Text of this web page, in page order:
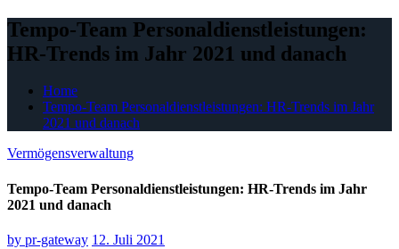
Tempo-Team Personaldienstleistungen:
HR-Trends im Jahr 2021 und danach
Home
Tempo-Team Personaldienstleistungen: HR-Trends im Jahr
2021 und danach
Vermögensverwaltung
Tempo-Team Personaldienstleistungen: HR-Trends im Jahr
2021 und danach
by pr-gateway 12. Juli 2021